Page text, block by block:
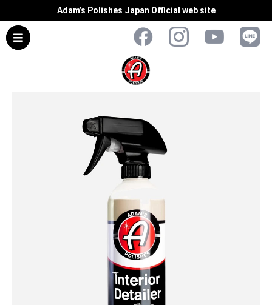
Adam’s Polishes Japan Official web site